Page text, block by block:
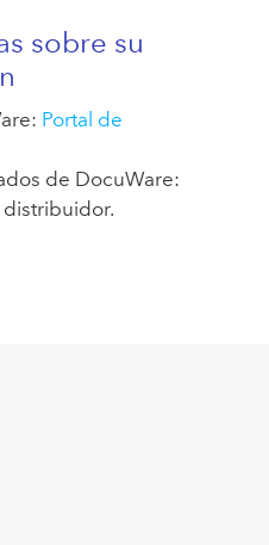
sobre su
Portal de
de DocuWare:
distribuidor.